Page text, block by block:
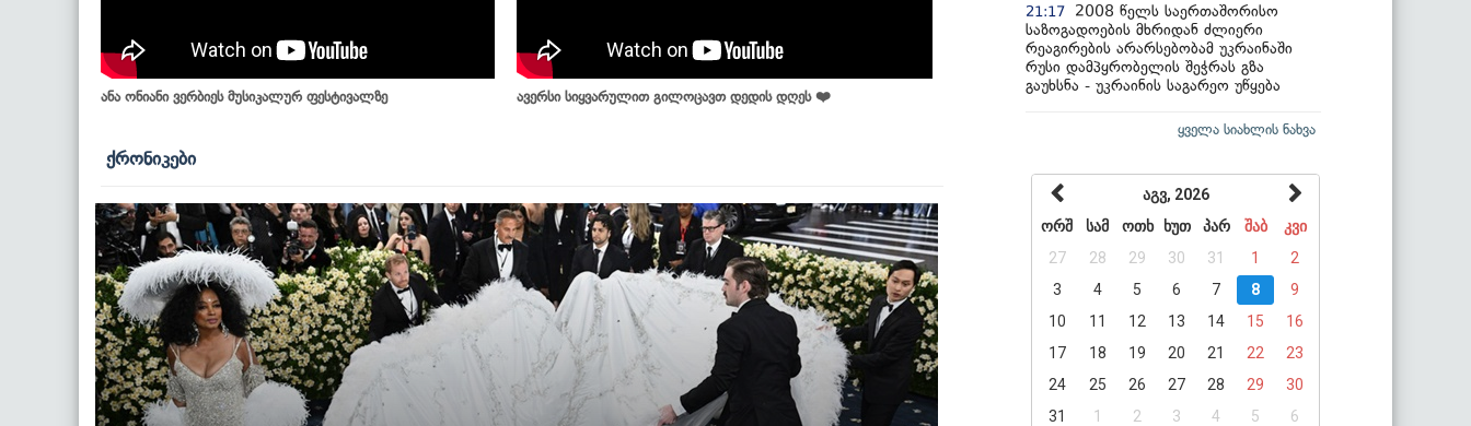
ანა ონიანი ვერბიეს მუსიკალურ ფესტივალზე ავერსი სიყვარულით გილოცავთ დედის დღეს ❤️
ქრონიკები
21:17
2008 წელს საერთაშორისო
საზოგადოების მხრიდან ძლიერი
რეაგირების არარსებობამ უკრაინაში
რუსი დამპყრობელის შეჭრას გზა
გაუხსნა - უკრაინის საგარეო უწყება
ყველა სიახლის ნახვა
აგვ, 2026
ორშ
სამ ოთხ ხუთ პარ შაბ
კვი
27
28 29 30 31 1
2
3
4 5 6 7 8
9
10
11 12 13 14 15
16
17
18 19 20 21 22
23
24
25 26 27 28 29
30
31
1 2 3 4 5 6